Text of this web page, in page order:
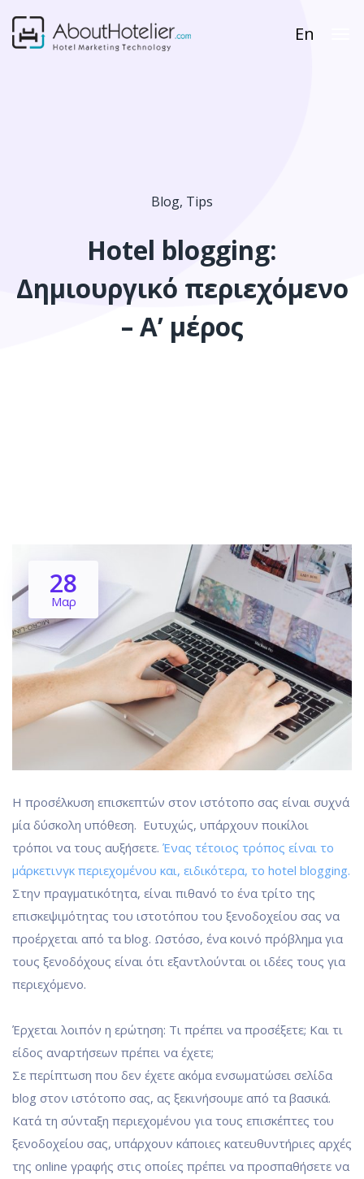
En
Blog, Tips
Hotel blogging:
Δημιουργικό περιεχόμενο
– Α’ μέρος
28
Μαρ
Η προσέλκυση επισκεπτών στον ιστότοπο σας είναι συχνά
μία δύσκολη υπόθεση. Ευτυχώς, υπάρχουν ποικίλοι
τρόποι να τους αυξήσετε. Ένας τέτοιος τρόπος είναι το
μάρκετινγκ περιεχομένου και, ειδικότερα, το hotel blogging.
Στην πραγματικότητα, είναι πιθανό το ένα τρίτο της
επισκεψιμότητας του ιστοτόπου του ξενοδοχείου σας να
προέρχεται από τα blog. Ωστόσο, ένα κοινό πρόβλημα για
τους ξενοδόχους είναι ότι εξαντλούνται οι ιδέες τους για
περιεχόμενο.
Έρχεται λοιπόν η ερώτηση: Τι πρέπει να προσέξετε; Και τι
είδος αναρτήσεων πρέπει να έχετε;
Σε περίπτωση που δεν έχετε ακόμα ενσωματώσει σελίδα
blog στον ιστότοπο σας, ας ξεκινήσουμε από τα βασικά.
Κατά τη σύνταξη περιεχομένου για τους επισκέπτες του
ξενοδοχείου σας, υπάρχουν κάποιες κατευθυντήριες αρχές
της online γραφής στις οποίες πρέπει να προσπαθήσετε να